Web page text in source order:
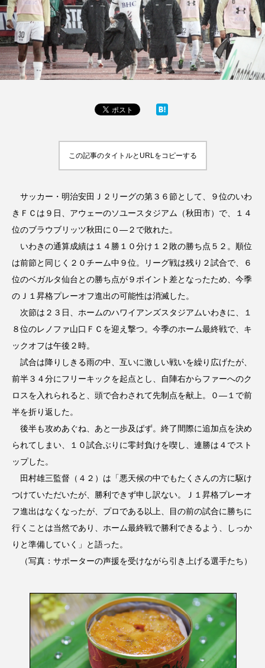
この記事のタイトルとURLをコピーする
サッカー・明治安田Ｊ２リーグの第３６節として、９位のいわ
きＦＣは９日、アウェーのソユースタジアム（秋田市）で、１４
位のブラウブリッツ秋田に０―２で敗れた。
いわきの通算成績は１４勝１０分け１２敗の勝ち点５２。順位
は前節と同じく２０チーム中９位。リーグ戦は残り２試合で、６
位のベガルタ仙台との勝ち点が９ポイント差となったため、今季
のＪ１昇格プレーオフ進出の可能性は消滅した。
次節は２３日、ホームのハワイアンズスタジアムいわきに、１
８位のレノファ山口ＦＣを迎え撃つ。今季のホーム最終戦で、キ
ックオフは午後２時。
試合は降りしきる雨の中、互いに激しい戦いを繰り広げたが、
前半３４分にフリーキックを起点とし、自陣右からファーへのク
ロスを入れられると、頭で合わされて先制点を献上。０―１で前
半を折り返した。
後半も攻めあぐね、あと一歩及ばず。終了間際に追加点を決め
られてしまい、１０試合ぶりに零封負けを喫し、連勝は４でスト
ップした。
田村雄三監督（４２）は「悪天候の中でもたくさんの方に駆け
つけていただいたが、勝利できず申し訳ない。Ｊ１昇格プレーオ
フ進出はなくなったが、プロである以上、目の前の試合に勝ちに
行くことは当然であり、ホーム最終戦で勝利できるよう、しっか
りと準備していく」と語った。
（写真：サポーターの声援を受けながら引き上げる選手たち）